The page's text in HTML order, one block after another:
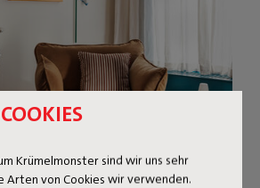
Krümelmonster sind wir uns sehr
Arten von Cookies wir verwenden.